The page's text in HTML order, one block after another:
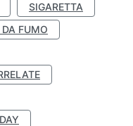
SIGARETTA
DA FUMO